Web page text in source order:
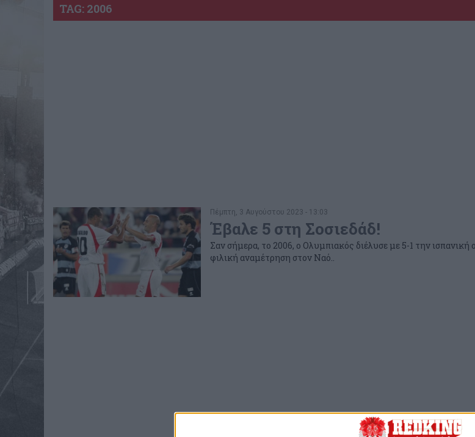
TAG: 2006
Πέμπτη, 3 Αυγούστου 2023 - 13:03
Έβαλε 5 στη Σοσιεδάδ!
Σαν σήμερα, το 2006, ο Ολυμπιακός διέλυσε με 5-1 την ισπανική
φιλική αναμέτρηση στον Ναό..